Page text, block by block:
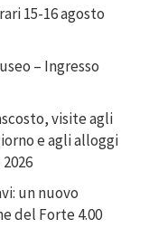
15-16 agosto
– Ingresso
visite agli
e agli alloggi
un nuovo
del Forte 4.00